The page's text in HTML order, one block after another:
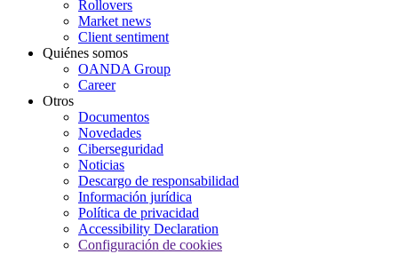
Rollovers
Market news
Client sentiment
Quiénes somos
OANDA Group
Career
Otros
Documentos
Novedades
Ciberseguridad
Noticias
Descargo de responsabilidad
Información jurídica
Política de privacidad
Accessibility Declaration
Configuración de cookies